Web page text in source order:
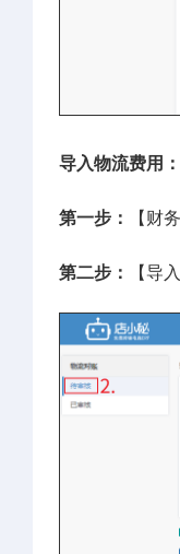
导入物流费用：
第一步： 【财
第二步： 【导